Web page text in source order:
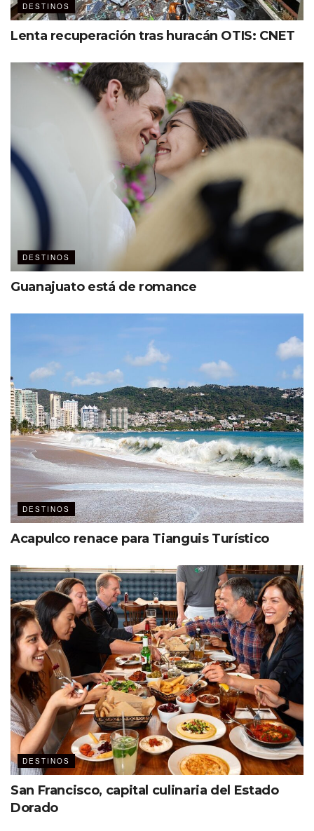
DESTINOS
Lenta recuperación tras huracán OTIS: CNET
DESTINOS
Guanajuato está de romance
DESTINOS
Acapulco renace para Tianguis Turístico
DESTINOS
San Francisco, capital culinaria del Estado
Dorado